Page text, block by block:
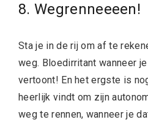
8. Wegrenneeeen!
Sta je in de rij om af te
weg. Bloedirritant wanneer
vertoont! En het ergste is
heerlijk vindt om zijn
weg te rennen, wanneer je